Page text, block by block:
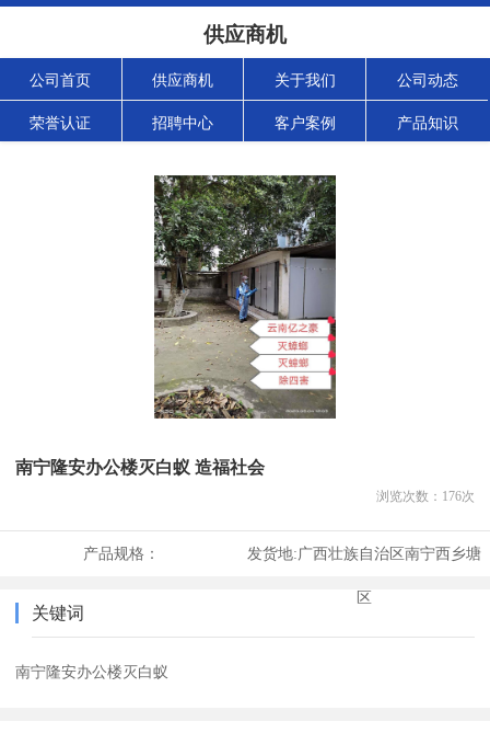
供应商机
公司首页 供应商机 关于我们 公司动态
荣誉认证 招聘中心 客户案例 产品知识
南宁隆安办公楼灭白蚁 造福社会
浏览次数： 176次
产品规格： 发货地:广西壮族自治区南宁西乡塘
区
关键词
南宁隆安办公楼灭白蚁